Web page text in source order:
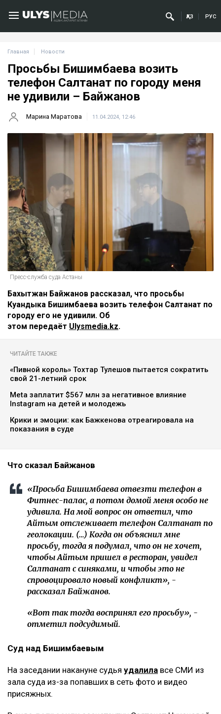
ҚАЗ РУС
Главная Новости
Просьбы Бишимбаева возить
телефон Салтанат по городу меня
не удивили – Байжанов
Марина Маратова 11.04.2024, 12:46
Пресс-служба суда Астаны
Бахытжан Байжанов рассказал, что просьбы
Куандыка Бишимбаева возить телефон Салтанат по
городу его не удивили. Об
этом передаёт Ulysmedia.kz.
ЧИТАЙТЕ ТАКЖЕ
«Пивной король» Тохтар Тулешов пытается сократить
свой 21-летний срок
Meta заплатит $567 млн за негативное влияние
Instagram на детей и молодежь
Крики и эмоции: как Бажкенова отреагировала на
показания в суде
Что сказал Байжанов
«Просьба Бишимбаева отвезти телефон в
Фитнес-палас, а потом домой меня особо не
удивила. На мой вопрос он ответил, что
Айтым отслеживает телефон Салтанат по
геолокации. (…) Когда он объяснил мне
просьбу, тогда я подумал, что он не хочет,
чтобы Айтым пришел в ресторан, увидел
Салтанат с синяками, и чтобы это не
спровоцировало новый конфликт», -
рассказал Байжанов.
«Вот так тогда воспринял его просьбу», -
отметил подсудимый.
Суд над Бишимбаевым
На заседании накануне судья удалила все СМИ из
зала суда из-за попавших в сеть фото и видео
присяжных.